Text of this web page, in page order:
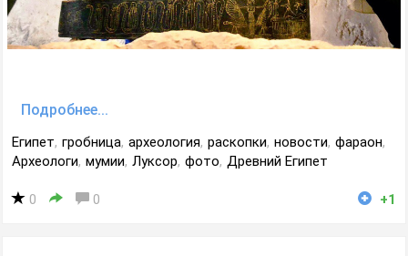
Подробнее...
Египет, гробница, археология, раскопки, новости, фараон,
Археологи, мумии, Луксор, фото, Древний Египет
0 0 +1